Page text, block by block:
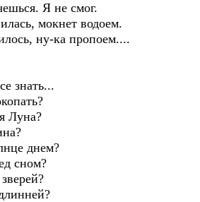
Я не смог.
мокнет водоем.
ну-ка пропоем....
знать...
Луна?
днем?
сном?